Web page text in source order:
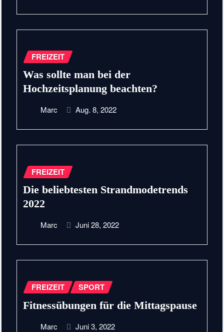
FREIZEIT
Was sollte man bei der
Hochzeitsplanung beachten?
Marc Aug. 8, 2022
FREIZEIT
Die beliebtesten Strandmodetrends
2022
Marc Juni 28, 2022
FREIZEIT SPORT
Fitnessübungen für die Mittagspause
Marc Juni 3, 2022